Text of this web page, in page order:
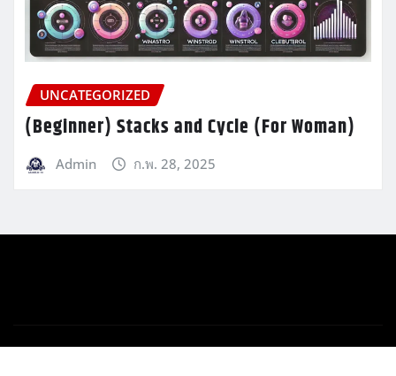
UNCATEGORIZED
(Beginner) Stacks and Cycle (For Woman)
Admin ก.พ. 28, 2025